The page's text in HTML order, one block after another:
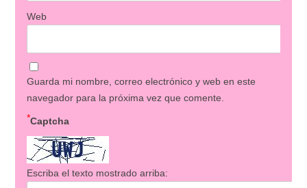
Web
Guarda mi nombre, correo electrónico y web en este
navegador para la próxima vez que comente.
Captcha
*
Escriba el texto mostrado arriba: